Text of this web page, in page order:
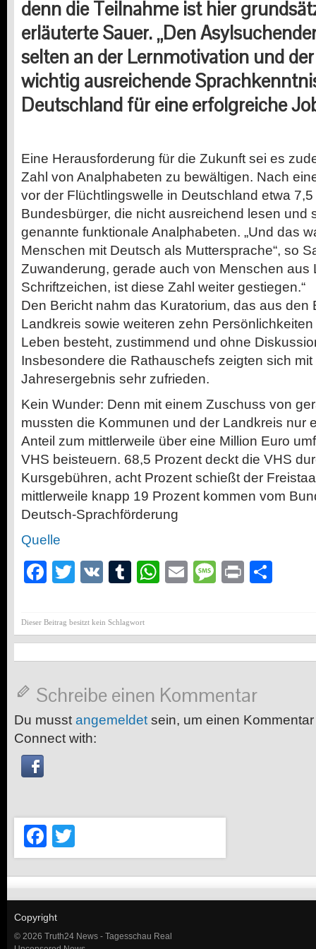
denn die Teilnahme ist hier
erläuterte Sauer. „Den
selten an der Lernmotivation und
wichtig ausreichende
Deutschland für eine erfolgreiche
Eine Herausforderung für die Zukunft sei es
Zahl von Analphabeten zu bewältigen. Nach
vor der Flüchtlingswelle in Deutschland etwa
Bundesbürger, die nicht ausreichend lesen und
genannte funktionale Analphabeten. „Und das
Menschen mit Deutsch als Muttersprache“, so
Zuwanderung, gerade auch von Menschen aus
Schriftzeichen, ist diese Zahl weiter gestiegen.“
Den Bericht nahm das Kuratorium, das aus den
Landkreis sowie weiteren zehn
Leben besteht, zustimmend und ohne
Insbesondere die Rathauschefs zeigten sich
Jahresergebnis sehr zufrieden.
Kein Wunder: Denn mit einem Zuschuss von
mussten die Kommunen und der Landkreis nur
Anteil zum mittlerweile über eine Million Euro
VHS beisteuern. 68,5 Prozent deckt die VHS
Kursgebühren, acht Prozent schießt der
mittlerweile knapp 19 Prozent kommen vom
Deutsch-Sprachförderung
Quelle
Facebook
Twitter
VK Tumblr
WhatsApp
EmailMessage
Print
Dieser Beitrag besitzt kein Schlagwort
Schreibe einen Kommentar
Du musst angemeldet sein, um einen
Connect with:
Facebook
Copyright
© 2026 Truth24 News - Tagesschau Real